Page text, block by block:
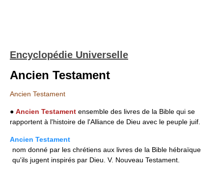
Encyclopédie Universelle
Ancien Testament
Ancien Testament
● Ancien Testament ensemble des livres de la Bible qui se
rapportent à l'histoire de l'Alliance de Dieu avec le peuple juif.
Ancien Testament
nom donné par les chrétiens aux livres de la Bible hébraïque
qu'ils jugent inspirés par Dieu. V. Nouveau Testament.